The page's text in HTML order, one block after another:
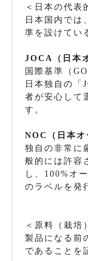
＜日本の代表
日本国内では
準を設けてい
JOCA（日本
国際基準（
日本独自の「
者が安心して
す。
NOC（日本オ
独自の非常に
般的には許容
し、100%オ
のラベルを発
＜原料（栽培
製品になる前
であることを